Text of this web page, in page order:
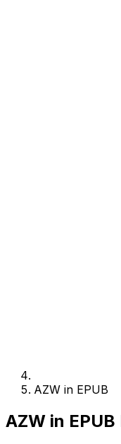
AZW in EPUB
AZW in